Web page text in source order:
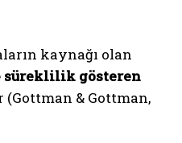
kaynağı olan
süreklilik gösteren
(Gottman & Gottman,